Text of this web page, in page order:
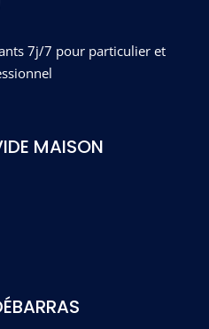
7j/7 pour particulier et
MAISON